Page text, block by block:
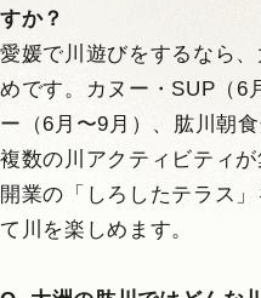
すか？
愛媛で川遊びをするなら
めです。カヌー・SUP（6
ー（6月〜9月）、肱川朝
複数の川アクティビティ
開業の「しろしたテラス
て川を楽しめます。